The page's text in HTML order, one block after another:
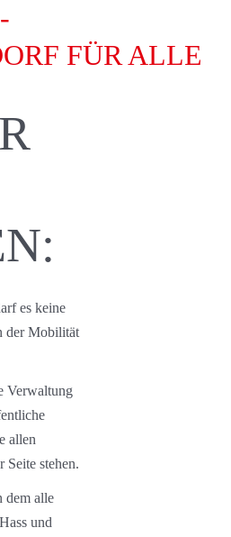
FÜR ALLE
es keine
der Mobilität
Verwaltung
allen
stehen.
dem alle
und